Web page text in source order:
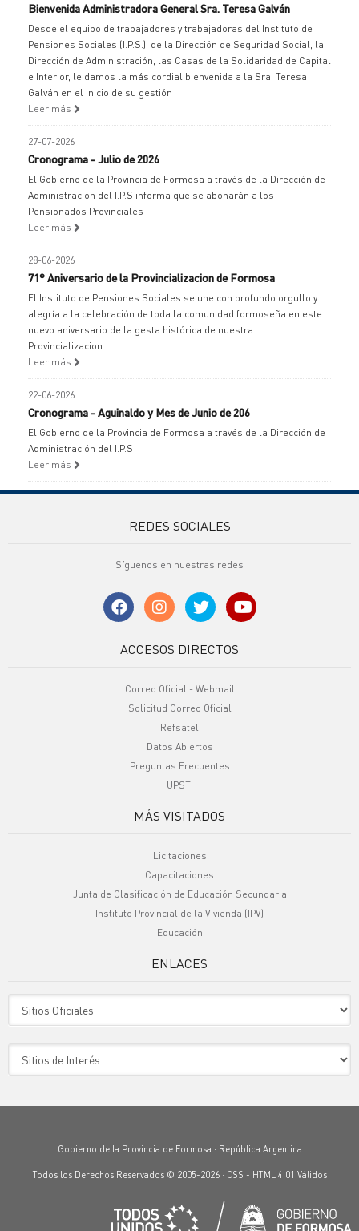
Bienvenida Administradora General Sra. Teresa Galván
Desde el equipo de trabajadores y trabajadoras del Instituto de
Pensiones Sociales (I.P.S.), de la Dirección de Seguridad Social, la
Dirección de Administración, las Casas de la Solidaridad de Capital
e Interior, le damos la más cordial bienvenida a la Sra. Teresa
Galván en el inicio de su gestión
Leer más
27-07-2026
Cronograma - Julio de 2026
El Gobierno de la Provincia de Formosa a través de la Dirección de
Administración del I.P.S informa que se abonarán a los
Pensionados Provinciales
Leer más
28-06-2026
71° Aniversario de la Provincializacion de Formosa
El Instituto de Pensiones Sociales se une con profundo orgullo y
alegría a la celebración de toda la comunidad formoseña en este
nuevo aniversario de la gesta histórica de nuestra
Provincializacion.
Leer más
22-06-2026
Cronograma - Aguinaldo y Mes de Junio de 206
El Gobierno de la Provincia de Formosa a través de la Dirección de
Administración del I.P.S
Leer más
REDES SOCIALES
Síguenos en nuestras redes
ACCESOS DIRECTOS
Correo Oficial - Webmail
Solicitud Correo Oficial
Refsatel
Datos Abiertos
Preguntas Frecuentes
UPSTI
MÁS VISITADOS
Licitaciones
Capacitaciones
Junta de Clasificación de Educación Secundaria
Instituto Provincial de la Vivienda (IPV)
Educación
ENLACES
Gobierno de la Provincia de Formosa · República Argentina
Todos los Derechos Reservados © 2005-2026 · CSS - HTML 4.01 Válidos